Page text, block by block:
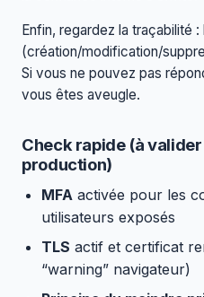
Enfin, regardez la traçabilité
(création/modification/
Si vous ne pouvez pas
vous êtes aveugle.
Check rapide (à
production)
MFAactivée pour les
utilisateurs exposés
TLS actif et certificat
“warning” navigateur)